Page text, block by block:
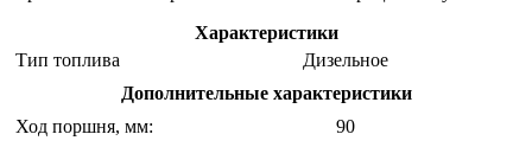
Характеристики
Тип топлива
Дизельное
Дополнительные характеристики
Ход поршня, мм:
90